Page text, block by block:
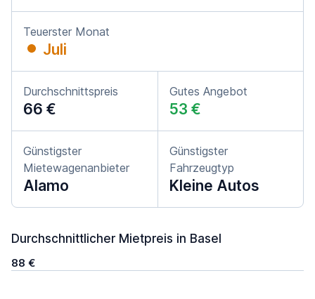
Teuerster Monat
Juli
Durchschnittspreis
66 €
Gutes Angebot
53 €
Günstigster
Mietewagenanbieter
Alamo
Günstigster
Fahrzeugtyp
Kleine Autos
Durchschnittlicher Mietpreis in Basel
88 €